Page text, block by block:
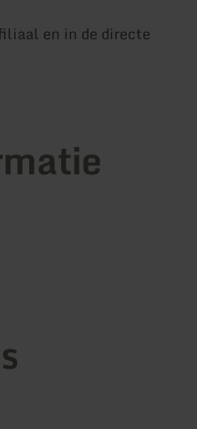
en in de directe